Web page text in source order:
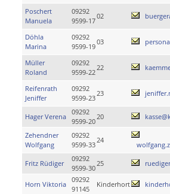
Poschert
Manuela
09292
9599-17
02
Döhla
Marina
09292
9599-19
03
Müller
Roland
09292
9599-22
22
Reifenrath
Jeniffer
09292
9599-23
23
Hager Verena
09292
9599-20
20
Zehendner
Wolfgang
09292
9599-33
24
Fritz Rüdiger
09292
9599-30
25
Horn Viktoria
09292
91145
Kinderhort